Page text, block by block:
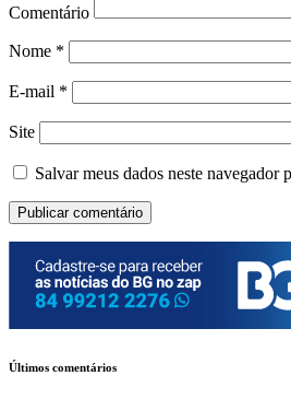
Comentário
Nome *
E-mail *
Site
Salvar meus dados neste navegador
Últimos comentários